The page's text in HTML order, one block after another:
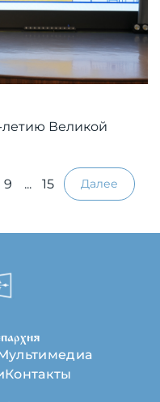
летию Великой
9 ... 15 Далее
Контакты